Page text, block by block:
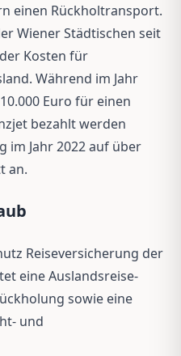
einen Rückholtransport.
Wiener Städtischen seit
Kosten für
Während im Jahr
Euro für einen
bezahlt werden
im Jahr 2022 auf über
an.
Reiseversicherung der
eine Auslandsreise-
sowie eine
und